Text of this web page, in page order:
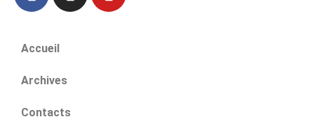
Accueil
Archives
Contacts